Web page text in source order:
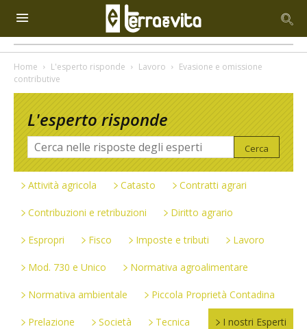
Home L'esperto risponde Lavoro
Evasione e omissione
contributive
L'esperto risponde
Attività agricola Catasto Contratti agrari
Contribuzioni e retribuzioni Diritto agrario
Espropri Fisco Imposte e tributi Lavoro
Mod. 730 e Unico Normativa agroalimentare
Normativa ambientale Piccola Proprietà Contadina
Prelazione Società Tecnica I nostri Esperti